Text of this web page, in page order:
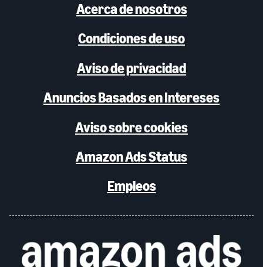
Acerca de nosotros
Condiciones de uso
Aviso de privacidad
Anuncios Basados en Intereses
Aviso sobre cookies
Amazon Ads Status
Empleos